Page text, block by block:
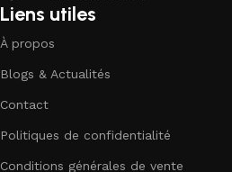
Liens utiles
À propos
Blogs & Actualités
Contact
Politiques de confidentialité
Conditions générales de vente